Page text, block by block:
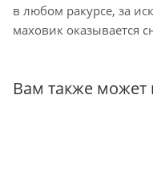
в любом ракурсе, за
маховик оказывается
Вам также может